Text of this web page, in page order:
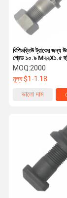
বিপিডব্লিউ ট্রাকের জন্য
গ্রেড ১০.৯ M২২X১.৫
OEM ০৩২৯৬২৩১ ৭০
৩১৫০ অত্যাবশ্যকীয় ট্রাক
MOQ:2000
মূল্য:$1-1.18
ভালো দাম